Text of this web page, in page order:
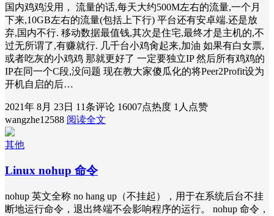
国内鸡鸡没用， 流量的话,每天大约500M左右的流量,一个月
下来,10GB左右的流量(包括上下行) 平台还有安卓端.还是放
弃,国内不行. 移动数据最值钱,其次是住宅,最终才是主机的,不
过无所谓了,有赚就行. 几千台小鸡肏起来,加油 如果有白女票,
或者吃灰的小鸡鸡 那就更好了 一定要独立IP 然后所有鸡鸡的
IP在同一个C段,没问题 现在教大家傻瓜化的将Peer2Profit设为
开机自启的后…
2021年 8月 23日 11条评论 16007点热度 1人点赞
wangzhe12588 阅读全文
其他
Linux nohup 命令
nohup 英文全称 no hang up（不挂起），用于在系统后台不挂
断地运行命令，退出终端不会影响程序的运行。 nohup 命令，